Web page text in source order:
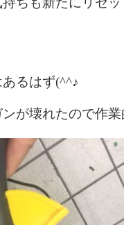
るはず(^^♪
が壊れたので作